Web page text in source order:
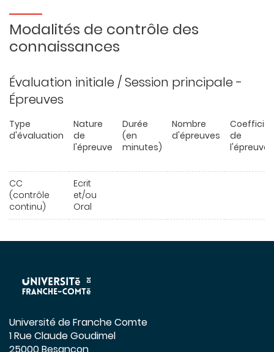
Modalités de contrôle des
connaissances
Évaluation initiale / Session principale -
Épreuves
Type
d'évaluation
Nature
de
l'épreuve
Durée
(en
minutes)
Nombre
d'épreuves
de
l'épreuve
CC
(contrôle
continu)
Ecrit
et/ou
Oral
Université de Franche Comte
1 Rue Claude Goudimel
25000 Besançon